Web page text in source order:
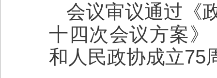
会议审议通过《
十四次会议方案
和人民政协成立75